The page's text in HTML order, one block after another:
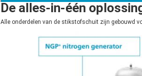
De alles-in-één
Alle onderdelen van de stikstofschuit zijn gebouwd